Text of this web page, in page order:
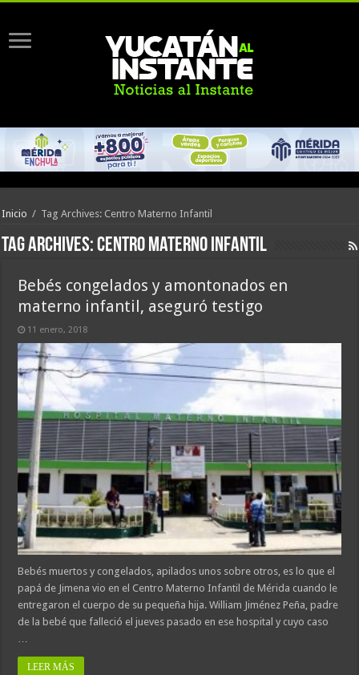
Inicio / Tag Archives: Centro Materno Infantil
Tag Archives:Centro Materno Infantil
Bebés congelados y amontonados en
materno infantil, aseguró testigo
11 enero, 2018
Bebés muertos y congelados, apilados unos sobre otros, es lo que el
papá de Jimena vio en el Centro Materno Infantil de Mérida cuando le
entregaron el cuerpo de su pequeña hija. William Jiménez Peña, padre
de la bebé que falleció el jueves pasado en ese hospital y cuyo caso
LEER MÁS